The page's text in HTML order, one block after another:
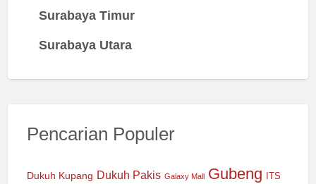
Surabaya Timur
Surabaya Utara
Pencarian Populer
Dukuh Kupang Dukuh Pakis Galaxy Mall Gubeng ITS